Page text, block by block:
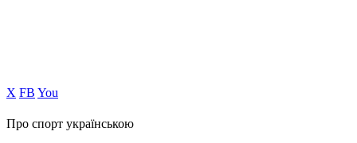
Х FB You
Про спорт українською